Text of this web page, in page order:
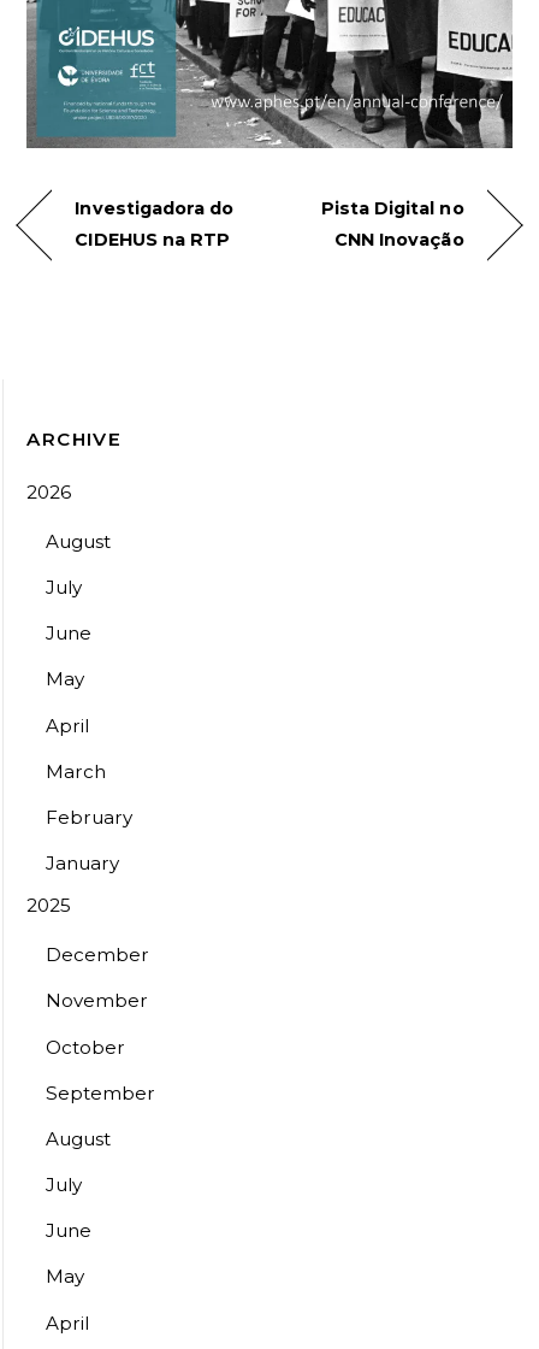
Investigadora do
CIDEHUS na RTP
Pista Digital no
CNN Inovação
ARCHIVE
2026
August
July
June
May
April
March
February
January
2025
December
November
October
September
August
July
June
May
April